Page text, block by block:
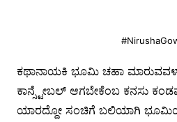
ಕಥಾನಾಯಕಿ ಭೂಮಿ ಚಹಾ
ಕಾನ್ಸ್ಟೇಬಲ್ ಆಗಬೇಕೆಂಬ ಕನಸು
ಯಾರದ್ದೋ ಸಂಚಿಗೆ ಬಲಿಯಾಗಿ